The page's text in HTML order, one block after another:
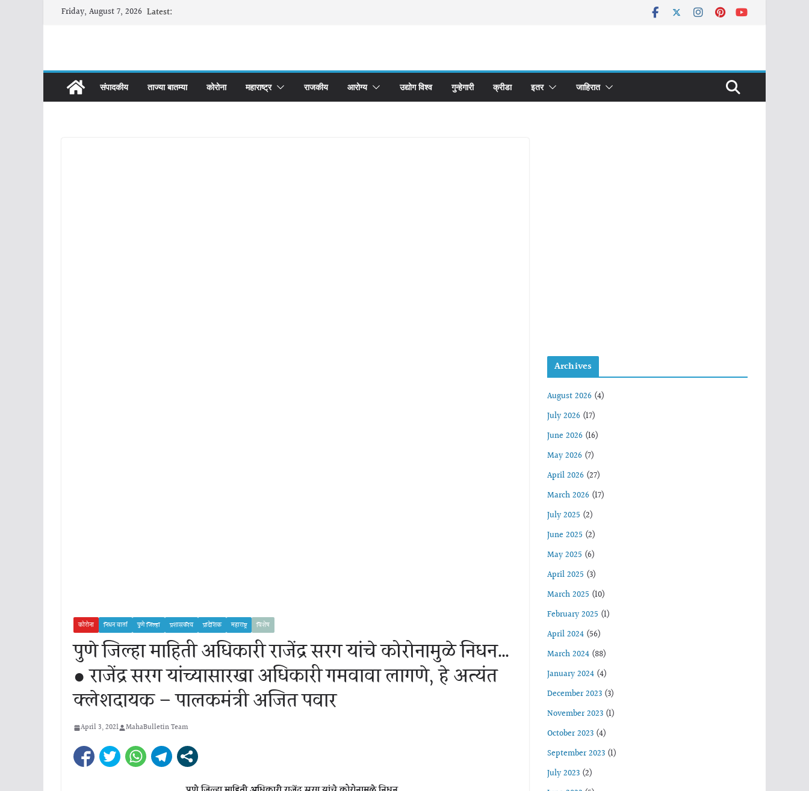
Friday, August 7, 2026 Latest:
संपादकीय ताज्या बातम्या कोरोना महाराष्ट्र राजकीय आरोग्य उद्योग विश्व गुन्हेगारी क्रीडा इतर जाहिरात
कोरोना निधन वार्ता पुणे जिल्हा प्रशासकीय प्रादेशिक महाराष्ट्र विशेष
पुणे जिल्हा माहिती अधिकारी राजेंद्र सरग यांचे कोरोनामुळे निधन…
● राजेंद्र सरग यांच्यासारखा अधिकारी गमवावा लागणे, हे अत्यंत
क्लेशदायक – पालकमंत्री अजित पवार
April 3, 2021 MahaBulletin Team
Archives
August 2026 (4)
July 2026 (17)
June 2026 (16)
May 2026 (7)
April 2026 (27)
March 2026 (17)
July 2025 (2)
June 2025 (2)
May 2025 (6)
April 2025 (3)
March 2025 (10)
February 2025 (1)
April 2024 (56)
March 2024 (88)
January 2024 (4)
December 2023 (3)
November 2023 (1)
October 2023 (4)
September 2023 (1)
July 2023 (2)